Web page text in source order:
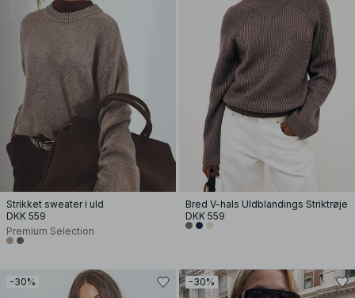
Strikket sweater i uld
DKK 559
Premium Selection
Bred V-hals Uldblandings Striktrøje
DKK 559
-30% -30%